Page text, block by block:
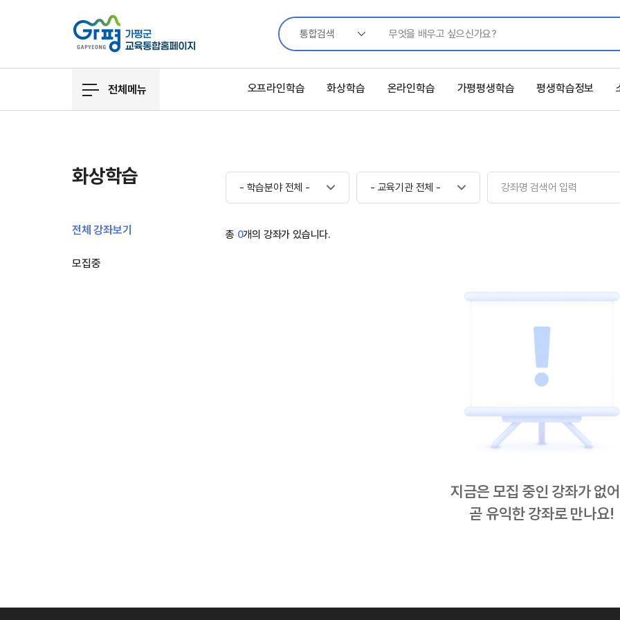
통합검색
전체메뉴 오프라인학습 화상학습 온라인학습 가평평생학습 평생학습정보
화상학습
전체 강좌보기
모집중
- 학습분야 전체 - - 교육기관 전체 -
총 0개의 강좌가 있습니다.
지금은 모집 중인 강좌가 없
곧 유익한 강좌로 만나요!